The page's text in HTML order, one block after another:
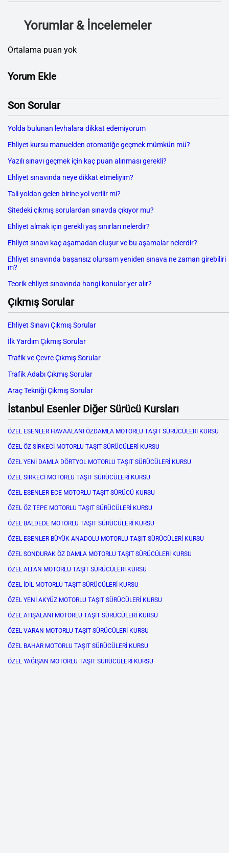
Yorumlar & İncelemeler
Ortalama puan yok
Yorum Ekle
Son Sorular
Yolda bulunan levhalara dikkat edemiyorum
Ehliyet kursu manuelden otomatiğe geçmek mümkün mü?
Yazılı sınavı geçmek için kaç puan alınması gerekli?
Ehliyet sınavında neye dikkat etmeliyim?
Tali yoldan gelen birine yol verilir mi?
Sitedeki çıkmış sorulardan sınavda çıkıyor mu?
Ehliyet almak için gerekli yaş sınırları nelerdir?
Ehliyet sınavı kaç aşamadan oluşur ve bu aşamalar nelerdir?
Ehliyet sınavında başarısız olursam yeniden sınava ne zaman girebiliri
m?
Teorik ehliyet sınavında hangi konular yer alır?
Çıkmış Sorular
Ehliyet Sınavı Çıkmış Sorular
İlk Yardım Çıkmış Sorular
Trafik ve Çevre Çıkmış Sorular
Trafik Adabı Çıkmış Sorular
Araç Tekniği Çıkmış Sorular
İstanbul Esenler Diğer Sürücü Kursları
ÖZEL ESENLER HAVAALANI ÖZDAMLA MOTORLU TAŞIT SÜRÜCÜLERİ KURSU
ÖZEL ÖZ SİRKECİ MOTORLU TAŞIT SÜRÜCÜLERİ KURSU
ÖZEL YENİ DAMLA DÖRTYOL MOTORLU TAŞIT SÜRÜCÜLERİ KURSU
ÖZEL SİRKECİ MOTORLU TAŞIT SÜRÜCÜLERİ KURSU
ÖZEL ESENLER ECE MOTORLU TAŞIT SÜRÜCÜ KURSU
ÖZEL ÖZ TEPE MOTORLU TAŞIT SÜRÜCÜLERİ KURSU
ÖZEL BALDEDE MOTORLU TAŞIT SÜRÜCÜLERİ KURSU
ÖZEL ESENLER BÜYÜK ANADOLU MOTORLU TAŞIT SÜRÜCÜLERİ KURSU
ÖZEL SONDURAK ÖZ DAMLA MOTORLU TAŞIT SÜRÜCÜLERİ KURSU
ÖZEL ALTAN MOTORLU TAŞIT SÜRÜCÜLERİ KURSU
ÖZEL İDİL MOTORLU TAŞIT SÜRÜCÜLERİ KURSU
ÖZEL YENİ AKYÜZ MOTORLU TAŞIT SÜRÜCÜLERİ KURSU
ÖZEL ATIŞALANI MOTORLU TAŞIT SÜRÜCÜLERİ KURSU
ÖZEL VARAN MOTORLU TAŞIT SÜRÜCÜLERİ KURSU
ÖZEL BAHAR MOTORLU TAŞIT SÜRÜCÜLERİ KURSU
ÖZEL YAĞIŞAN MOTORLU TAŞIT SÜRÜCÜLERİ KURSU